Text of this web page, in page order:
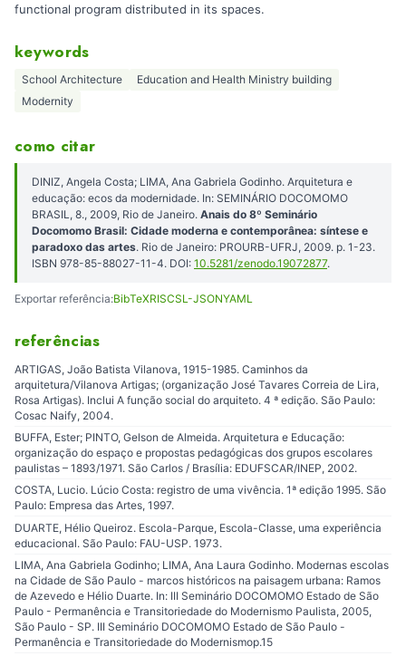
functional program distributed in its spaces.
keywords
School Architecture
Education and Health Ministry building
Modernity
como citar
DINIZ, Angela Costa; LIMA, Ana Gabriela Godinho. Arquitetura e
educação: ecos da modernidade. In: SEMINÁRIO DOCOMOMO
BRASIL, 8., 2009, Rio de Janeiro. Anais do 8º Seminário
Docomomo Brasil: Cidade moderna e contemporânea: síntese e
paradoxo das artes. Rio de Janeiro: PROURB-UFRJ, 2009. p. 1-23.
ISBN 978-85-88027-11-4. DOI: 10.5281/zenodo.19072877.
Exportar referência:BibTeXRISCSL-JSONYAML
referências
ARTIGAS, João Batista Vilanova, 1915-1985. Caminhos da
arquitetura/Vilanova Artigas; (organização José Tavares Correia de Lira,
Rosa Artigas). Inclui A função social do arquiteto. 4 ª edição. São Paulo:
Cosac Naify, 2004.
BUFFA, Ester; PINTO, Gelson de Almeida. Arquitetura e Educação:
organização do espaço e propostas pedagógicas dos grupos escolares
paulistas – 1893/1971. São Carlos / Brasília: EDUFSCAR/INEP, 2002.
COSTA, Lucio. Lúcio Costa: registro de uma vivência. 1ª edição 1995. São
Paulo: Empresa das Artes, 1997.
DUARTE, Hélio Queiroz. Escola-Parque, Escola-Classe, uma experiência
educacional. São Paulo: FAU-USP. 1973.
LIMA, Ana Gabriela Godinho; LIMA, Ana Laura Godinho. Modernas escolas
na Cidade de São Paulo - marcos históricos na paisagem urbana: Ramos
de Azevedo e Hélio Duarte. In: III Seminário DOCOMOMO Estado de São
Paulo - Permanência e Transitoriedade do Modernismo Paulista, 2005,
São Paulo - SP. III Seminário DOCOMOMO Estado de São Paulo -
Permanência e Transitoriedade do Modernismop.15